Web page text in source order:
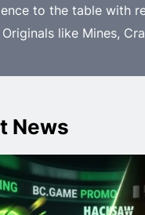
to the table with
like Mines,
News